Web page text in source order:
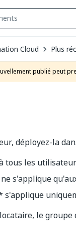
Cloud Plus
publié peut
déployez-la
les
s'applique
le